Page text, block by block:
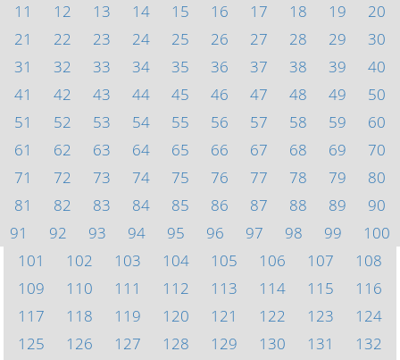
11
12 13 14 15 16 17 18 19
20
21
22 23 24 25 26 27 28 29
30
31
32 33 34 35 36 37 38 39
40
41
42 43 44 45 46 47 48 49
50
51
52 53 54 55 56 57 58 59
60
61
62 63 64 65 66 67 68 69
70
71
72 73 74 75 76 77 78 79
80
81
82 83 84 85 86 87 88 89
90
91
92 93 94 95 96 97 98 99
100
101
102 103 104 105 106 107
108
109
110 111 112 113 114 115
116
117
118 119 120 121 122 123
124
125
126 127 128 129 130 131
132